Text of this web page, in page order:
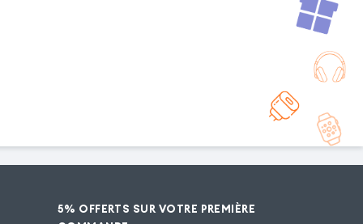
5% OFFERTS SUR VOTRE PREMIÈRE